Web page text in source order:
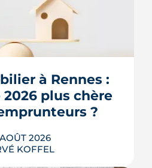
d'annonces,
l'heure de vérité
Trois dossiers
projet de loi
applicable pour
les bailleurs et les
L'ARTICLE
à Rennes :
plus chère
?
2026
KOFFEL